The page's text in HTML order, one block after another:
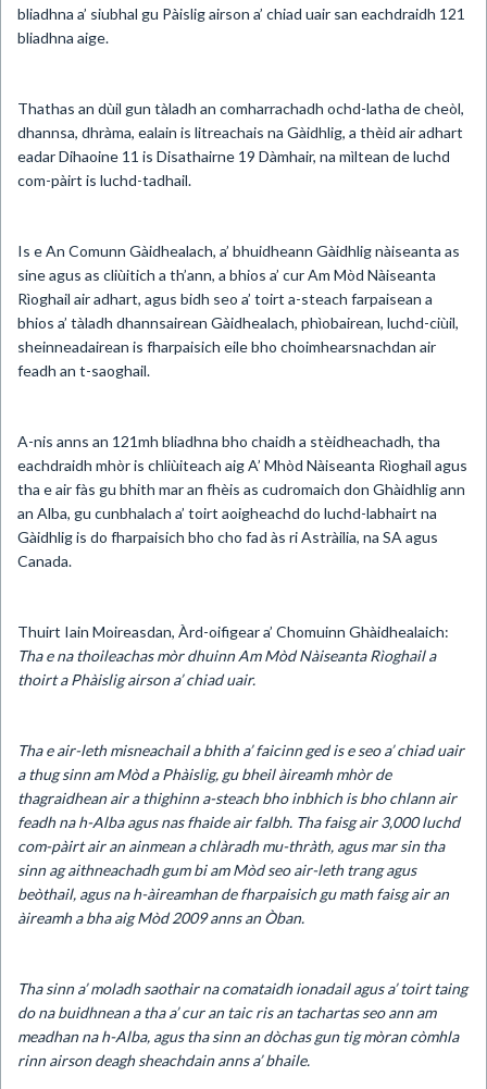
bliadhna a’ siubhal gu Pàislig airson a’ chiad uair san eachdraidh 121
bliadhna aige.
Thathas an dùil gun tàladh an comharrachadh ochd-latha de cheòl,
dhannsa, dhràma, ealain is litreachais na Gàidhlig, a thèid air adhart
eadar Dihaoine 11 is Disathairne 19 Dàmhair, na mìltean de luchd
com-pàirt is luchd-tadhail.
Is e An Comunn Gàidhealach, a’ bhuidheann Gàidhlig nàiseanta as
sine agus as cliùitich a th’ann, a bhios a’ cur Am Mòd Nàiseanta
Rìoghail air adhart, agus bidh seo a’ toirt a-steach farpaisean a
bhios a’ tàladh dhannsairean Gàidhealach, phìobairean, luchd-ciùil,
sheinneadairean is fharpaisich eile bho choimhearsnachdan air
feadh an t-saoghail.
A-nis anns an 121mh bliadhna bho chaidh a stèidheachadh, tha
eachdraidh mhòr is chliùiteach aig A’ Mhòd Nàiseanta Rìoghail agus
tha e air fàs gu bhith mar an fhèis as cudromaich don Ghàidhlig ann
an Alba, gu cunbhalach a’ toirt aoigheachd do luchd-labhairt na
Gàidhlig is do fharpaisich bho cho fad às ri Astràilia, na SA agus
Canada.
Thuirt Iain Moireasdan, Àrd-oifigear a’ Chomuinn Ghàidhealaich:
Tha e na thoileachas mòr dhuinn Am Mòd Nàiseanta Rìoghail a
thoirt a Phàislig airson a’ chiad uair.
Tha e air-leth misneachail a bhith a’ faicinn ged is e seo a’ chiad uair
a thug sinn am Mòd a Phàislig, gu bheil àireamh mhòr de
thagraidhean air a thighinn a-steach bho inbhich is bho chlann air
feadh na h-Alba agus nas fhaide air falbh. Tha faisg air 3,000 luchd
com-pàirt air an ainmean a chlàradh mu-thràth, agus mar sin tha
sinn ag aithneachadh gum bi am Mòd seo air-leth trang agus
beòthail, agus na h-àireamhan de fharpaisich gu math faisg air an
àireamh a bha aig Mòd 2009 anns an Òban.
Tha sinn a’ moladh saothair na comataidh ionadail agus a’ toirt taing
do na buidhnean a tha a’ cur an taic ris an tachartas seo ann am
meadhan na h-Alba, agus tha sinn an dòchas gun tig mòran còmhla
rinn airson deagh sheachdain anns a’ bhaile.